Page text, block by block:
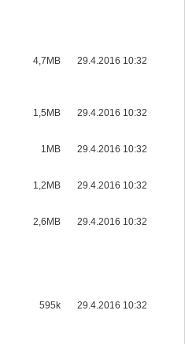
4,7MB 29.4.2016 10:32
1,5MB 29.4.2016 10:32
1MB 29.4.2016 10:32
1,2MB 29.4.2016 10:32
2,6MB 29.4.2016 10:32
595k 29.4.2016 10:32